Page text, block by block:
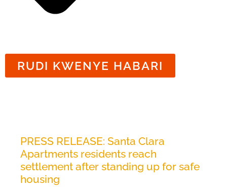
RUDI KWENYE HABARI
PRESS RELEASE: Santa Clara
Apartments residents reach
settlement after standing up for safe
housing